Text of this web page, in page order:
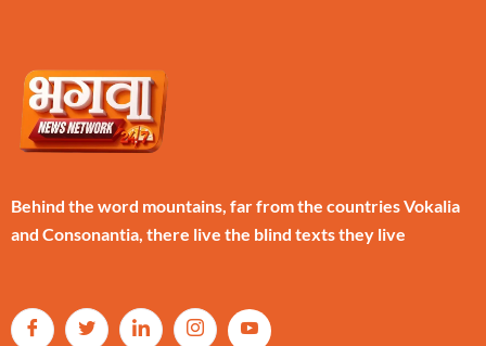
Behind the word mountains, far from the countries Vokalia
and Consonantia, there live the blind texts they live